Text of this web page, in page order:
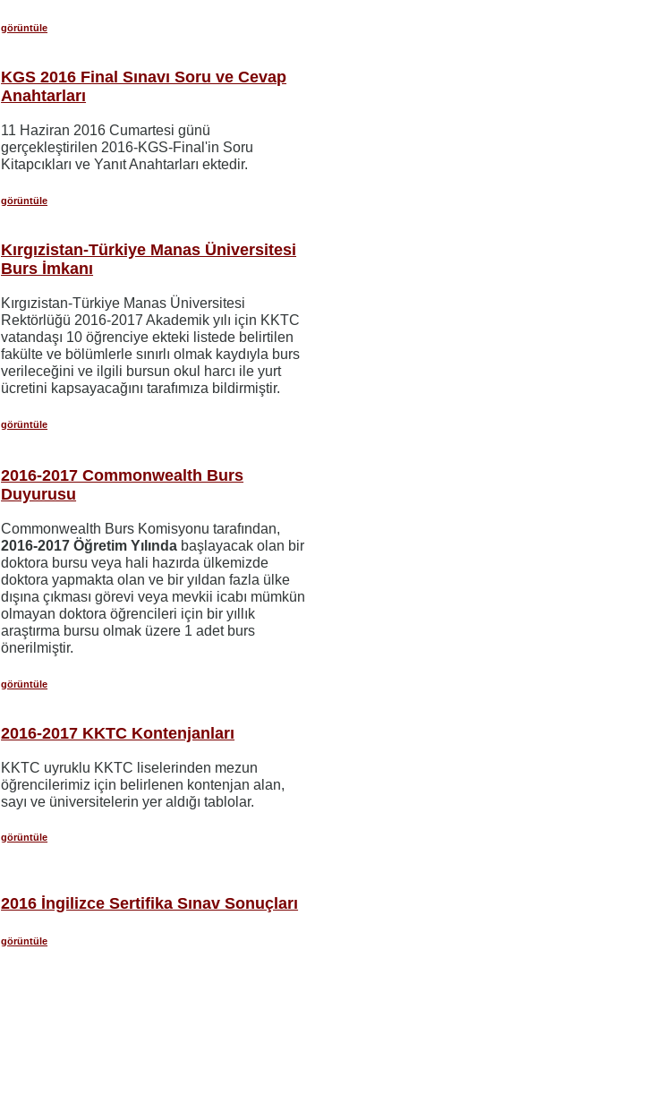
görüntüle
KGS 2016 Final Sınavı Soru ve Cevap
Anahtarları
11 Haziran 2016 Cumartesi günü
gerçekleştirilen 2016-KGS-Final'in Soru
Kitapcıkları ve Yanıt Anahtarları ektedir.
görüntüle
Kırgızistan-Türkiye Manas Üniversitesi
Burs İmkanı
Kırgızistan-Türkiye Manas Üniversitesi
Rektörlüğü 2016-2017 Akademik yılı için KKTC
vatandaşı 10 öğrenciye ekteki listede belirtilen
fakülte ve bölümlerle sınırlı olmak kaydıyla burs
verileceğini ve ilgili bursun okul harcı ile yurt
ücretini kapsayacağını tarafımıza bildirmiştir.
görüntüle
2016-2017 Commonwealth Burs
Duyurusu
Commonwealth Burs Komisyonu tarafından,
2016-2017 Öğretim Yılında başlayacak olan bir
doktora bursu veya hali hazırda ülkemizde
doktora yapmakta olan ve bir yıldan fazla ülke
dışına çıkması görevi veya mevkii icabı mümkün
olmayan doktora öğrencileri için bir yıllık
araştırma bursu olmak üzere 1 adet burs
önerilmiştir.
görüntüle
2016-2017 KKTC Kontenjanları
KKTC uyruklu KKTC liselerinden mezun
öğrencilerimiz için belirlenen kontenjan alan,
sayı ve üniversitelerin yer aldığı tablolar.
görüntüle
2016 İngilizce Sertifika Sınav Sonuçları
görüntüle